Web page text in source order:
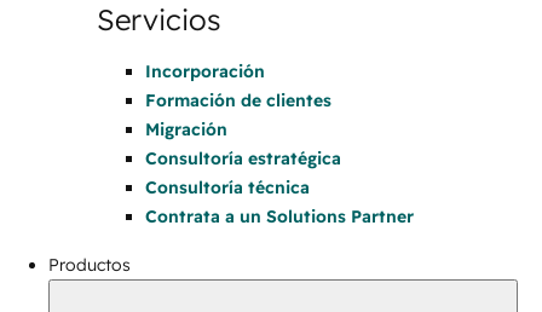
Servicios
Incorporación
Formación de clientes
Migración
Consultoría estratégica
Consultoría técnica
Contrata a un Solutions Partner
Productos